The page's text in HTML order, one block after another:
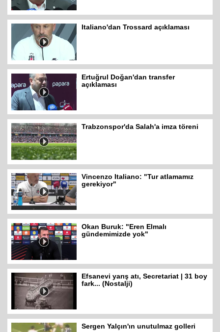
Italiano'dan Trossard açıklaması
Ertuğrul Doğan'dan transfer
açıklaması
Trabzonspor'da Salah'a imza töreni
Vincenzo Italiano: "Tur atlamamız
gerekiyor"
Okan Buruk: "Eren Elmalı
gündemimizde yok"
Efsanevi yarış atı, Secretariat | 31 boy
fark... (Nostalji)
Sergen Yalçın'ın unutulmaz golleri